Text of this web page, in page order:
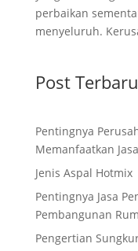
perbaikan
menyeluruh.
Post Terbaru
Pentingnya
Memanfaatkan
Jenis Aspal Hotmix
Pentingnya Jasa
Pembangunan
Pengertian